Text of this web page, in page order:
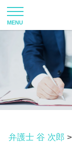
弁護士 谷 次郎 >